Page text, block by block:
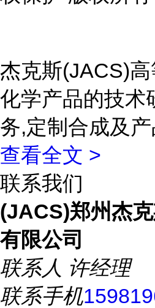
杰克斯(JACS)
化学产品的技术
务,定制合成及产
查看全文 >
联系我们
(JACS)郑州杰
有限公司
联系人 许经理
联系手机